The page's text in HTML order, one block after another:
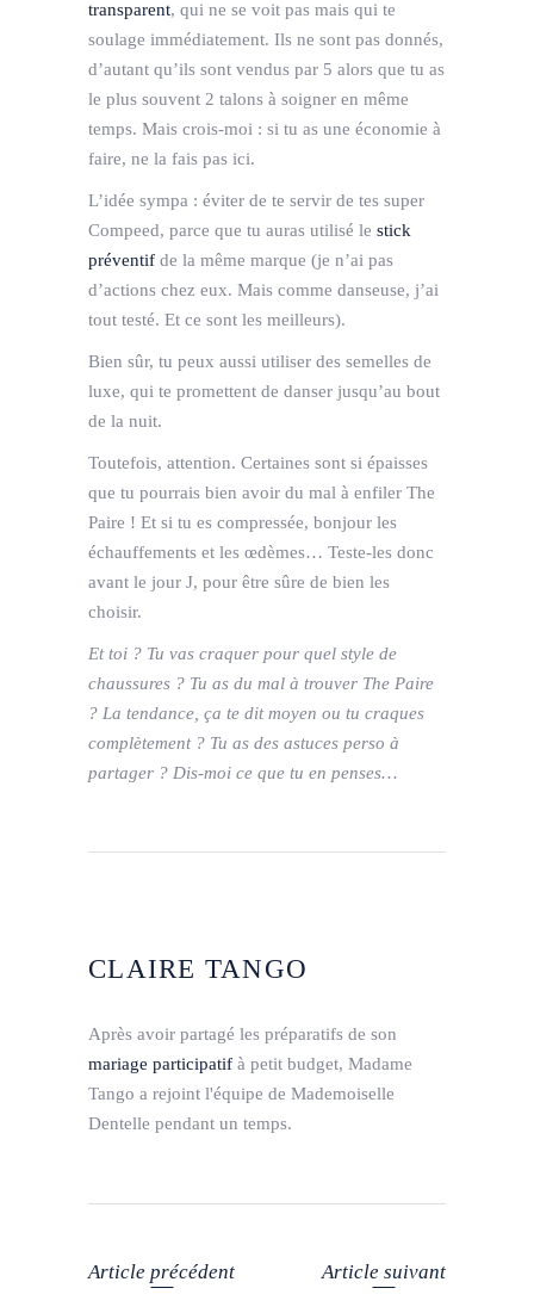
transparent, qui ne se voit pas mais qui te
soulage immédiatement. Ils ne sont pas donnés,
d’autant qu’ils sont vendus par 5 alors que tu as
le plus souvent 2 talons à soigner en même
temps. Mais crois-moi : si tu as une économie à
faire, ne la fais pas ici.
L’idée sympa : éviter de te servir de tes super
Compeed, parce que tu auras utilisé le stick
préventif de la même marque (je n’ai pas
d’actions chez eux. Mais comme danseuse, j’ai
tout testé. Et ce sont les meilleurs).
Bien sûr, tu peux aussi utiliser des semelles de
luxe, qui te promettent de danser jusqu’au bout
de la nuit.
Toutefois, attention. Certaines sont si épaisses
que tu pourrais bien avoir du mal à enfiler The
Paire ! Et si tu es compressée, bonjour les
échauffements et les œdèmes… Teste-les donc
avant le jour J, pour être sûre de bien les
choisir.
Et toi ? Tu vas craquer pour quel style de
chaussures ? Tu as du mal à trouver The Paire
? La tendance, ça te dit moyen ou tu craques
complètement ? Tu as des astuces perso à
partager ? Dis-moi ce que tu en penses…
CLAIRE TANGO
Après avoir partagé les préparatifs de son
mariage participatif à petit budget, Madame
Tango a rejoint l'équipe de Mademoiselle
Dentelle pendant un temps.
Article précédent Article suivant